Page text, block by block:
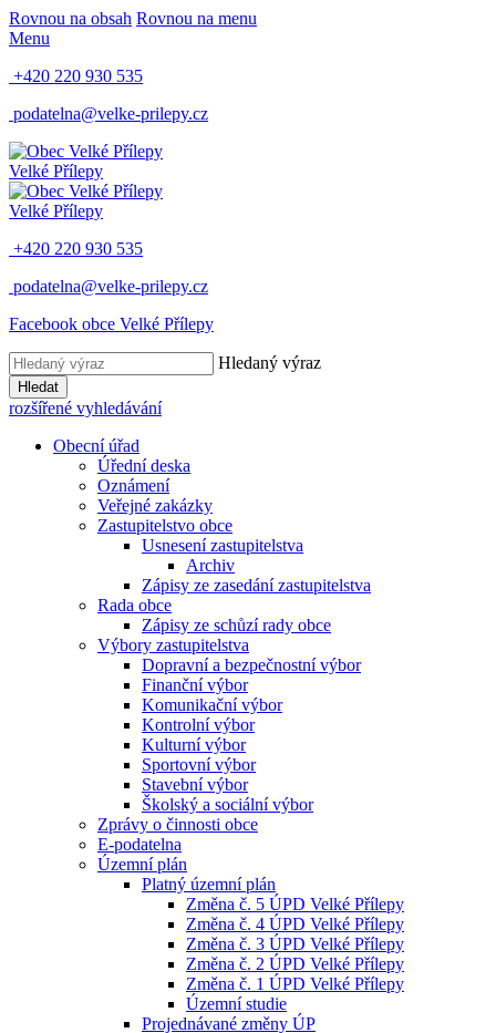
Rovnou na obsah Rovnou na menu
Menu
+420 220 930 535
podatelna@velke-prilepy.cz
Velké Přílepy
Velké Přílepy
+420 220 930 535
podatelna@velke-prilepy.cz
Facebook obce Velké Přílepy
Hledaný výraz
Hledat
rozšířené vyhledávání
Obecní úřad
Úřední deska
Oznámení
Veřejné zakázky
Zastupitelstvo obce
Usnesení zastupitelstva
Archiv
Zápisy ze zasedání zastupitelstva
Rada obce
Zápisy ze schůzí rady obce
Výbory zastupitelstva
Dopravní a bezpečnostní výbor
Finanční výbor
Komunikační výbor
Kontrolní výbor
Kulturní výbor
Sportovní výbor
Stavební výbor
Školský a sociální výbor
Zprávy o činnosti obce
E-podatelna
Územní plán
Platný územní plán
Změna č. 5 ÚPD Velké Přílepy
Změna č. 4 ÚPD Velké Přílepy
Změna č. 3 ÚPD Velké Přílepy
Změna č. 2 ÚPD Velké Přílepy
Změna č. 1 ÚPD Velké Přílepy
Územní studie
Projednávané změny ÚP